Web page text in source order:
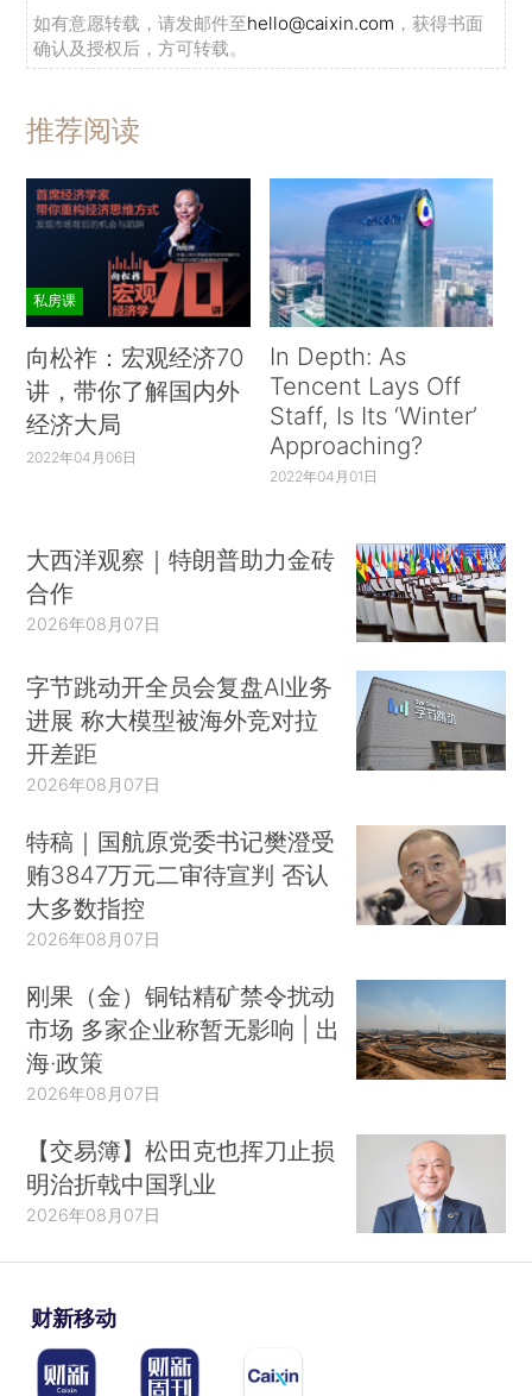
如有意愿转载，请发邮件至hello@caixin.com ，获得书面
确认及授权后，方可转载。
推荐阅读
私房课
向松祚：宏观经济70
讲，带你了解国内外
经济大局
2022年04月06日
In Depth: As
Tencent Lays Off
Staff, Is Its ‘Winter’
Approaching?
2022年04月01日
大西洋观察｜特朗普助力金砖
合作
2026年08月07日
字节跳动开全员会复盘AI业务
进展 称大模型被海外竞对拉
开差距
2026年08月07日
特稿｜国航原党委书记樊澄受
贿3847万元二审待宣判 否认
大多数指控
2026年08月07日
刚果（金）铜钴精矿禁令扰动
市场 多家企业称暂无影响 | 出
海·政策
2026年08月07日
【交易簿】松田克也挥刀止损
明治折戟中国乳业
2026年08月07日
财新移动